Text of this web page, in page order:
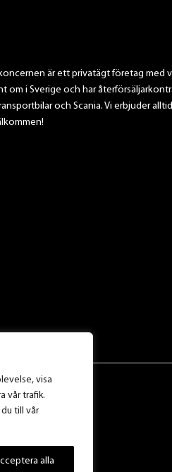
visa
vår trafik.
till vår
alla
är ett privatägt företag med
om i Sverige och har
och Scania. Vi erbjuder